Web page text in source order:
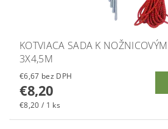
KOTVIACA SADA K
3X4,5M
€6,67 bez DPH
€8,20
€8,20 / 1 ks